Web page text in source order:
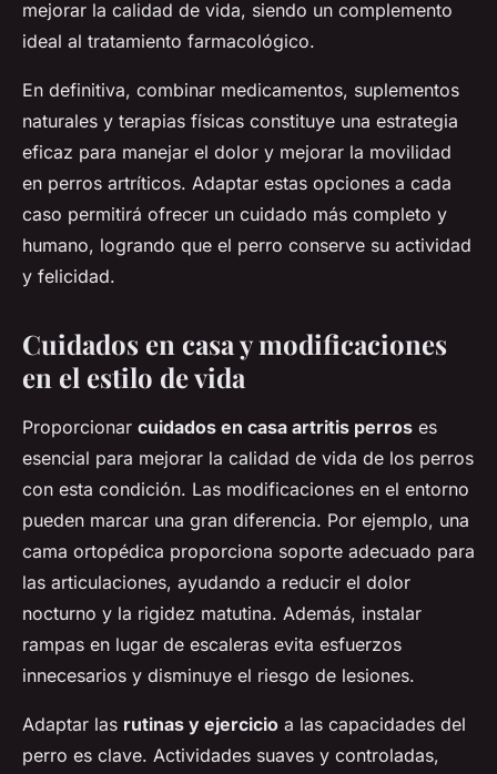
mejorar la calidad de vida, siendo un complemento
ideal al tratamiento farmacológico.
En definitiva, combinar medicamentos, suplementos
naturales y terapias físicas constituye una estrategia
eficaz para manejar el dolor y mejorar la movilidad
en perros artríticos. Adaptar estas opciones a cada
caso permitirá ofrecer un cuidado más completo y
humano, logrando que el perro conserve su actividad
y felicidad.
Cuidados en casa y modificaciones
en el estilo de vida
Proporcionar cuidados en casa artritis perros es
esencial para mejorar la calidad de vida de los perros
con esta condición. Las modificaciones en el entorno
pueden marcar una gran diferencia. Por ejemplo, una
cama ortopédica proporciona soporte adecuado para
las articulaciones, ayudando a reducir el dolor
nocturno y la rigidez matutina. Además, instalar
rampas en lugar de escaleras evita esfuerzos
innecesarios y disminuye el riesgo de lesiones.
Adaptar las rutinas y ejercicio a las capacidades del
perro es clave. Actividades suaves y controladas,